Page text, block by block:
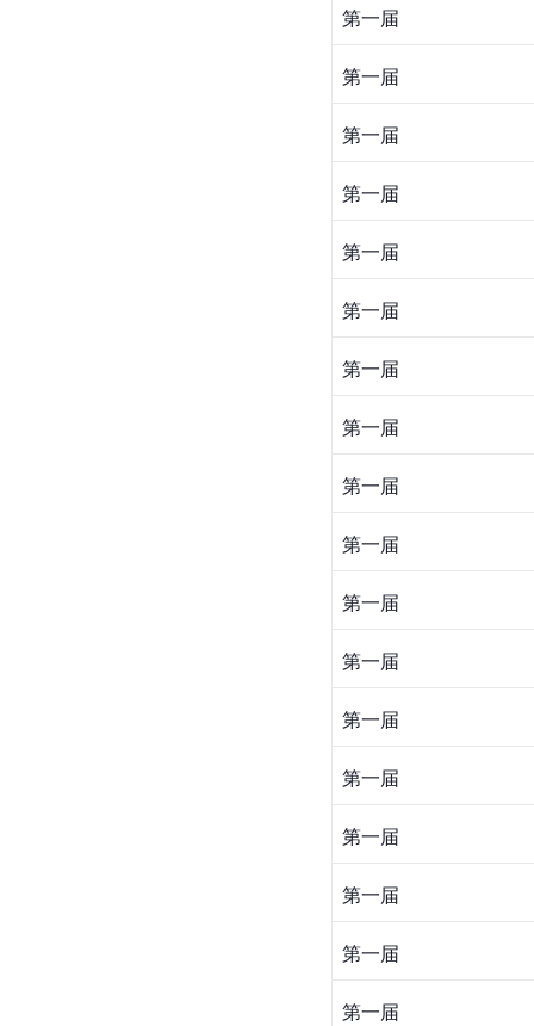
第一届
第一届
第一届
第一届
第一届
第一届
第一届
第一届
第一届
第一届
第一届
第一届
第一届
第一届
第一届
第一届
第一届
第一届